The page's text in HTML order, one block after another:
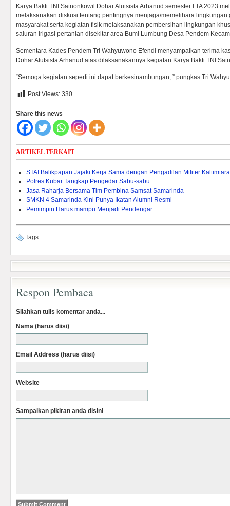
Karya Bakti TNI Satnonkowil Dohar Alutsista Arhanud semester I TA 2023
melaksanakan diskusi tentang pentingnya menjaga/memelihara
masyarakat serta kegiatan fisik melaksanakan pembersihan lingkungan
saluran irigasi pertanian disekitar area Bumi Lumbung Desa Pendem
Sementara Kades Pendem Tri Wahyuwono Efendi menyampaikan terima
Dohar Alutsista Arhanud atas dilaksanakannya kegiatan Karya Bakti TNI
“Semoga kegiatan seperti ini dapat berkesinambungan, ” pungkas Tri
Post Views: 330
Share this news
ARTIKEL TERKAIT
STAI Balikpapan Jajaki Kerja Sama dengan Pengadilan Militer Kaltimtara
Polres Kubar Tangkap Pengedar Sabu-sabu
Jasa Raharja Bersama Tim Pembina Samsat Samarinda
SMKN 4 Samarinda Kini Punya Ikatan Alumni Resmi
Pemimpin Harus mampu Menjadi Pendengar
Tags:
Respon Pembaca
Silahkan tulis komentar anda...
Nama (harus diisi)
Email Address (harus diisi)
Website
Sampaikan pikiran anda disini